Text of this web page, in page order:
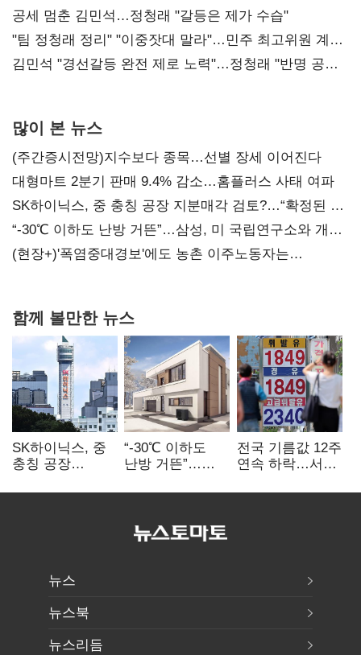
공세 멈춘 김민석…정청래 "갈등은 제가 수습"
"팀 정청래 정리" "이중잣대 말라"…민주 최고위원 계파
다툼 격화
김민석 "경선갈등 완전 제로 노력"…정청래 "반명 공세
많이 본 뉴스
(주간증시전망)지수보다 종목…선별 장세 이어진다
대형마트 2분기 판매 9.4% 감소…홈플러스 사태 여파
SK하이닉스, 중 충칭 공장 지분매각 검토?…“확정된 바
없어”
“-30℃ 이하도 난방 거뜬”…삼성, 미 국립연구소와 개발
협력
(현장+)'폭염중대경보'에도 농촌 이주노동자는
함께 볼만한 뉴스
SK하이닉스, 중
충칭 공장
검토?…“확정된
“-30℃ 이하도
난방 거뜬”…
국립연구소와
전국 기름값 12주
연속 하락…서울
뉴스
뉴스북
뉴스리듬